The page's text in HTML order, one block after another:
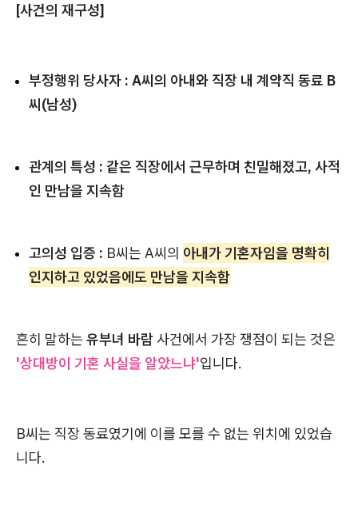
[사건의 재구성]
부정행위 당사자 : A씨의 아내와 직장 내 계약직 동료 B
씨(남성)
관계의 특성 : 같은 직장에서 근무하며 친밀해졌고, 사적
인 만남을 지속함
고의성 입증 : B씨는 A씨의 아내가 기혼자임을 명확히
인지하고 있었음에도 만남을 지속함
흔히 말하는 유부녀 바람 사건에서 가장 쟁점이 되는 것은
'상대방이 기혼 사실을 알았느냐'입니다.
B씨는 직장 동료였기에 이를 모를 수 없는 위치에 있었습
니다.